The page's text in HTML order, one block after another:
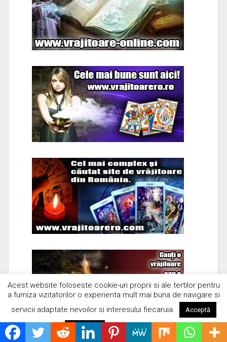
Acest website foloseste cookie-uri proprii si ale tertilor pentru
a furniza vizitatorilor o experienta mult mai buna de navigare si
servicii adaptate nevoilor si interesului fiecaruia.
Acceptă
Respinge Citește mai mult